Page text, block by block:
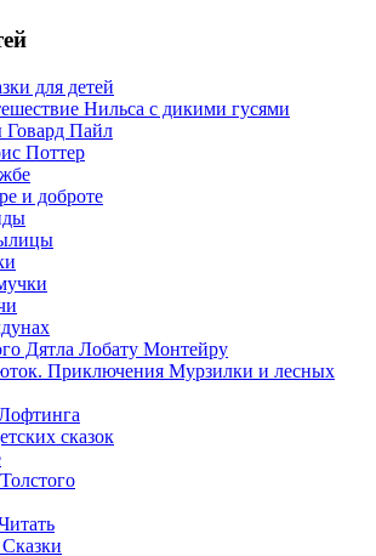
для детей
Нильса с дикими гусями
Пайл
Поттер
и доброте
Дятла Лобату Монтейру
Приключения Мурзилки и лесных
сказок